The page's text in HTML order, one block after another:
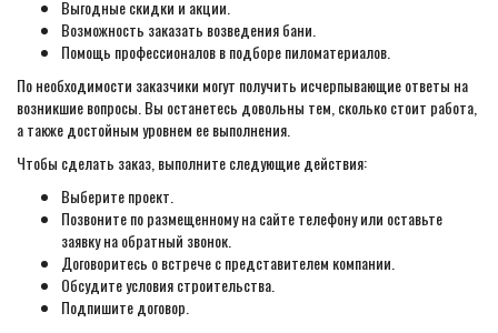
Выгодные скидки и акции.
Возможность заказать возведения бани.
Помощь профессионалов в подборе пиломатериалов.
По необходимости заказчики могут получить исчерпывающие ответы на
возникшие вопросы. Вы останетесь довольны тем, сколько стоит работа,
а также достойным уровнем ее выполнения.
Чтобы сделать заказ, выполните следующие действия:
Выберите проект.
Позвоните по размещенному на сайте телефону или оставьте
заявку на обратный звонок.
Договоритесь о встрече с представителем компании.
Обсудите условия строительства.
Подпишите договор.